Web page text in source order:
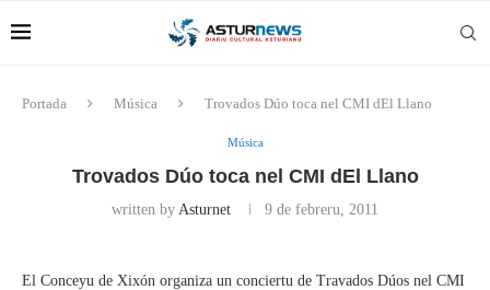
Portada Música Trovados Dúo toca nel CMI dEl Llano
Música
Trovados Dúo toca nel CMI dEl Llano
written by Asturnet 9 de febreru, 2011
El Conceyu de Xixón organiza un conciertu de Travados Dúos nel CMI